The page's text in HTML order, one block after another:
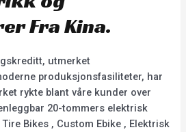
Fra Kina.
utmerket
produksjonsfasiliteter, har
rykte blant våre kunder over
20-tommers elektrisk
Bikes , Custom Ebike , Elektrisk